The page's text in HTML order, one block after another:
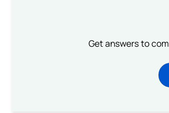
Get answers to